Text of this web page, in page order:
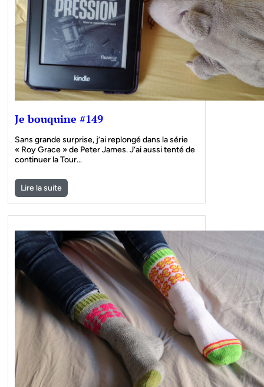
Je bouquine #149
Sans grande surprise, j’ai replongé dans la série
« Roy Grace » de Peter James. J’ai aussi tenté de
continuer la Tour…
Lire la suite